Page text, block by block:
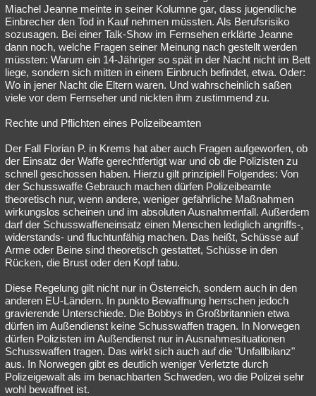
Miachel Jeanne meinte in seiner Kolumne gar, dass jugendliche
Einbrecher den Tod in Kauf nehmen müssten. Als Berufsrisiko
sozusagen. Bei einer Talk-Show im Fernsehen erklärte Jeanne
dann noch, welche Fragen seiner Meinung nach gestellt werden
müssten: Warum ein 14-Jähriger so spät in der Nacht nicht im Bett
liege, sondern sich mitten in einem Einbruch befindet, etwa. Oder:
Wo in jener Nacht die Eltern waren. Und wahrscheinlich saßen
viele vor dem Fernseher und nickten ihm zustimmend zu.
Rechte und Pflichten eines Polizeibeamten
Der Fall Florian P. in Krems hat aber auch Fragen aufgeworfen, ob
der Einsatz der Waffe gerechtfertigt war und ob die Polizisten zu
schnell geschossen haben. Hierzu gilt prinzipiell Folgendes: Von
der Schusswaffe Gebrauch machen dürfen Polizeibeamte
theoretisch nur, wenn andere, weniger gefährliche Maßnahmen
wirkungslos scheinen und im absoluten Ausnahmenfall. Außerdem
darf der Schusswaffeneinsatz einen Menschen lediglich angriffs-,
widerstands- und fluchtunfähig machen. Das heißt, Schüsse auf
Arme oder Beine sind theoretisch gestattet, Schüsse in den
Rücken, die Brust oder den Kopf tabu.
Diese Regelung gilt nicht nur in Österreich, sondern auch in den
anderen EU-Ländern. In punkto Bewaffnung herrschen jedoch
gravierende Unterschiede. Die Bobbys in Großbritannien etwa
dürfen im Außendienst keine Schusswaffen tragen. In Norwegen
dürfen Polizisten im Außendienst nur in Ausnahmesituationen
Schusswaffen tragen. Das wirkt sich auch auf die "Unfallbilanz"
aus. In Norwegen gibt es deutlich weniger Verletzte durch
Polizeigewalt als im benachbarten Schweden, wo die Polizei sehr
wohl bewaffnet ist.